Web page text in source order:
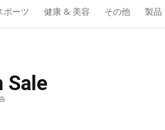
ポーツ 健康 & 美容 その他 製品
Sale